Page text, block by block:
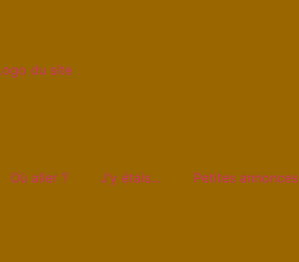
Où aller ? J’y étais… Petites annonces